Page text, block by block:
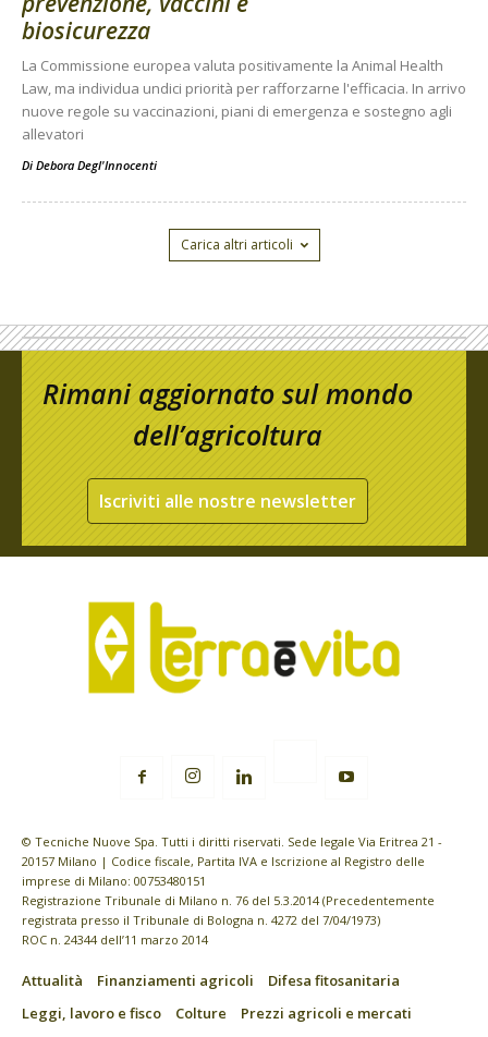
biosicurezza
La Commissione europea valuta positivamente la Animal Health
Law, ma individua undici priorità per rafforzarne l'efficacia. In arrivo
nuove regole su vaccinazioni, piani di emergenza e sostegno agli
allevatori
Di Debora Degl'Innocenti
Carica altri articoli
Rimani aggiornato sul mondo
dell’agricoltura
Iscriviti alle nostre newsletter
© Tecniche Nuove Spa. Tutti i diritti riservati. Sede legale Via Eritrea 21 -
20157 Milano | Codice fiscale, Partita IVA e Iscrizione al Registro delle
imprese di Milano: 00753480151
Registrazione Tribunale di Milano n. 76 del 5.3.2014 (Precedentemente
registrata presso il Tribunale di Bologna n. 4272 del 7/04/1973)
ROC n. 24344 dell’11 marzo 2014
Attualità Finanziamenti agricoli
Difesa fitosanitaria
Leggi, lavoro e fisco
Colture
Prezzi agricoli e mercati